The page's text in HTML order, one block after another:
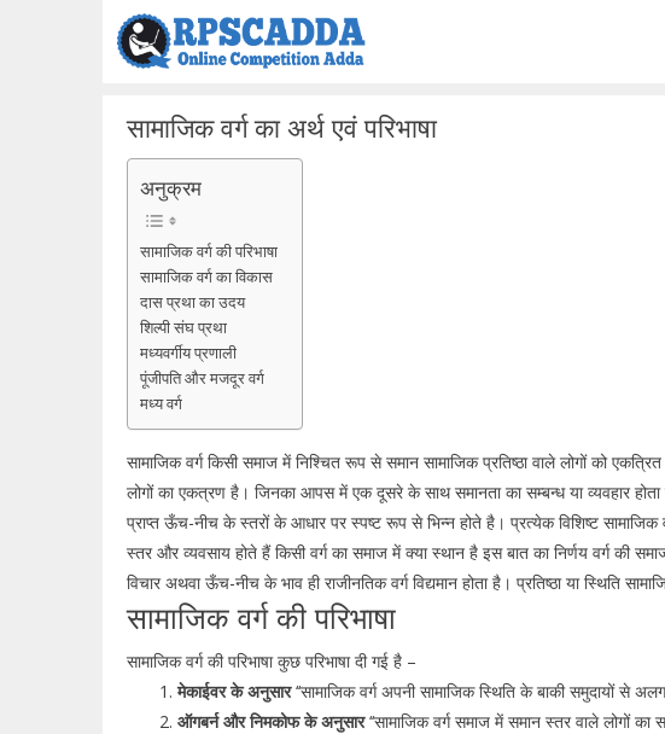
सामाजिक वर्ग का अर्थ एवं परिभाषा
अनुक्रम
सामाजिक वर्ग की परिभाषा
सामाजिक वर्ग का विकास
दास प्रथा का उदय
शिल्पी संघ प्रथा
मध्यवर्गीय प्रणाली
पूंजीपति और मजदूर वर्ग
मध्य वर्ग
सामाजिक वर्ग किसी समाज में निश्चित रूप से समान सामाजिक प्रतिष्ठा वाले लोगों को
लोगों का एकत्रण है। जिनका आपस में एक दूसरे के साथ समानता का सम्बन्ध या व्यवहार
प्राप्त ऊँच-नीच के स्तरों के आधार पर स्पष्ट रूप से भिन्न होते है। प्रत्येक विशिष्ट सामाजिक
स्तर और व्यवसाय होते हैं किसी वर्ग का समाज में क्या स्थान है इस बात का निर्णय वर्ग की
विचार अथवा ऊँच-नीच के भाव ही राजीनतिक वर्ग विद्यमान होता है। प्रतिष्ठा या स्थिति
सामाजिक वर्ग की परिभाषा
सामाजिक वर्ग की परिभाषा कुछ परिभाषा दी गई है –
मेकाईवर के अनुसार‘‘सामाजिक वर्ग अपनी सामाजिक स्थिति के बाकी समुदायों से अलग
ऑगबर्न और निमकोफ के अनुसार‘‘सामाजिक वर्ग समाज में समान स्तर वाले लोगों का